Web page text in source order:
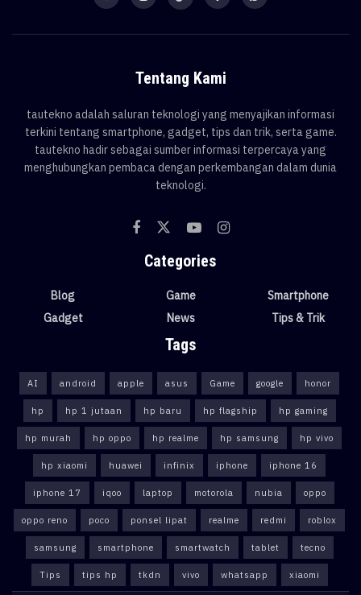
Tentang Kami
tautekno adalah saluran teknologi yang menyajikan informasi
terkini tentang smartphone, gadget, tips dan trik, serta game.
tautekno hadir sebagai sumber informasi terpercaya yang
menghubungkan pembaca dengan perkembangan dalam dunia
teknologi.
Categories
Blog
Gadget
Game
News
Smartphone
Tips & Trik
Tags
AI android apple asus Game google honor
hp hp 1 jutaan hp baru hp flagship hp gaming
hp murah hp oppo hp realme hp samsung hp vivo
hp xiaomi huawei infinix iphone iphone 16
iphone 17 iqoo laptop motorola nubia oppo
oppo reno poco ponsel lipat realme redmi roblox
samsung smartphone smartwatch tablet tecno
Tips tips hp tkdn vivo whatsapp xiaomi